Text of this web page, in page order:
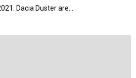
Dacia Duster are…